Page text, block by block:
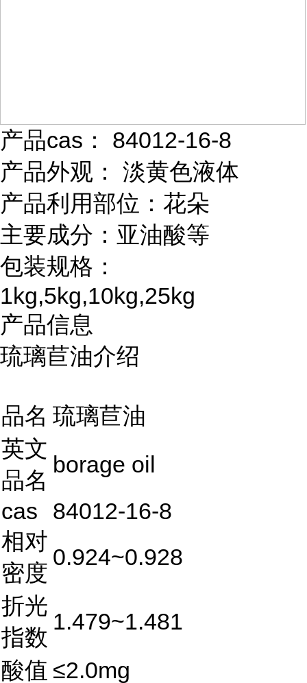
产品cas： 84012-16-8
产品外观： 淡黄色液体
产品利用部位：花朵
主要成分：亚油酸等
包装规格：
1kg,5kg,10kg,25kg
产品信息
琉璃苣油介绍
品名 琉璃苣油
英文
品名
borage oil
cas
84012-16-8
相对
密度
0.924~0.928
折光
指数
1.479~1.481
酸值 ≤2.0mg